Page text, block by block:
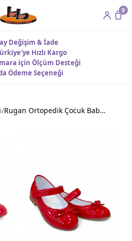
0
Değişim & İade
Hızlı Kargo
için Ölçüm Desteği
Ödeme Seçeneği
/ Rugan Ortopedik Çocuk Babet Ayakkabı Kırmızı